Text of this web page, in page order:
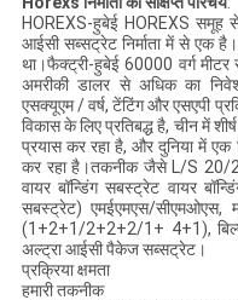
HOREXS-हुबेई HOREXS समूह
आईसी सब्सट्रेट निर्माता में से एक
था।फैक्ट्री-हुबेई 60000 वर्ग
अमरीकी डालर से अधिक का
एसक्यूएम / वर्ष, टेंटिंग और एसएपी
विकास के लिए प्रतिबद्ध है, चीन में
प्रयास कर रहा है, और दुनिया में एक
कर रहा है।तकनीक जैसे L/S 20/
वायर बॉन्डिंग सबस्ट्रेट वायर
सबस्ट्रेट) एमईएमएस/
(1+2+1/2+2+2/1+ 4+1),
अल्ट्रा आईसी पैकेज सब्सट्रेट।
प्रक्रिया क्षमता
हमारी तकनीक